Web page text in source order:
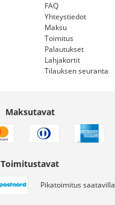
FAQ
Yhteystiedot
Maksu
Toimitus
Palautukset
Lahjakortit
Tilauksen seuranta
Maksutavat
Toimitustavat
Pikatoimitus saatavilla